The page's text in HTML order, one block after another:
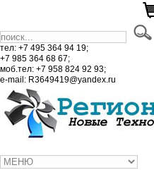
тел: +7 495 364 94 19;
+7 985 364 68 67;
моб.тел: +7 958 824 92 93;
e-mail: R3649419@yandex.ru